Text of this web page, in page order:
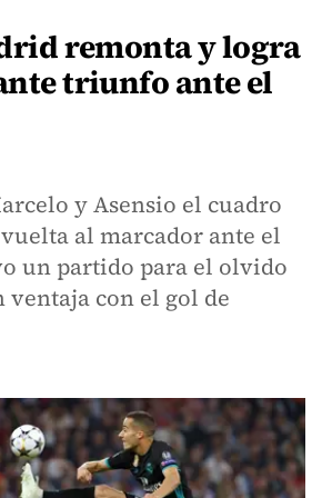
remonta y logra
triunfo ante el
y Asensio el cuadro
al marcador ante el
un partido para el olvido
ventaja con el gol de